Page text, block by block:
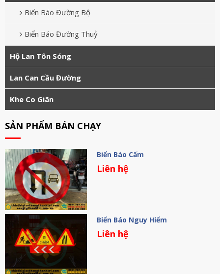
Biển Báo Đường Bộ
Biển Báo Đường Thuỷ
Hộ Lan Tôn Sóng
Lan Can Cầu Đường
Khe Co Giãn
SẢN PHẨM BÁN CHẠY
Biển Báo Cấm
Liên hệ
Biển Báo Nguy Hiểm
Liên hệ